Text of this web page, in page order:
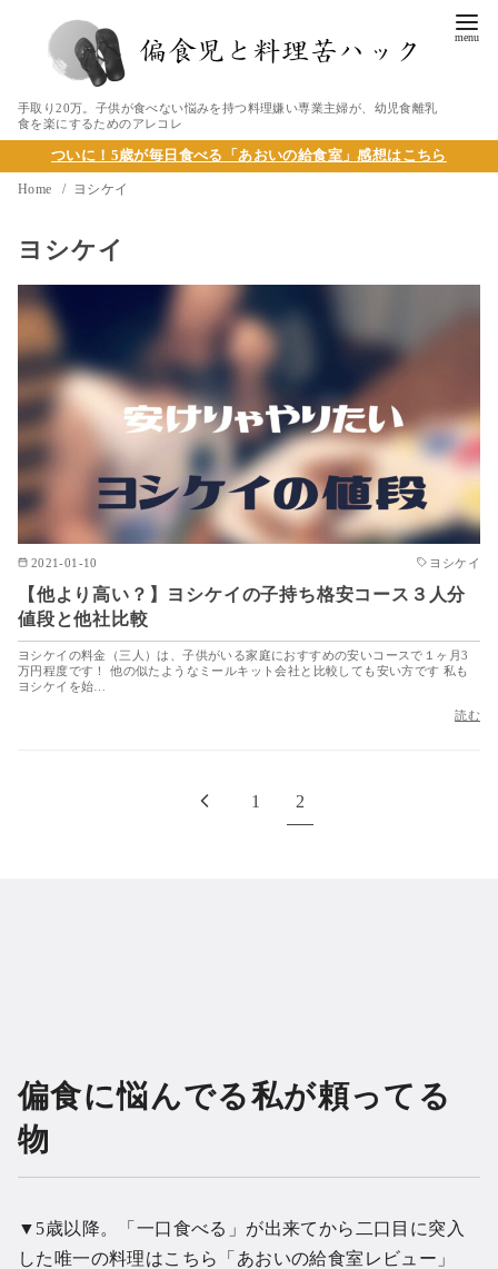
手取り20万。子供が食べない悩みを持つ料理嫌い専業主婦が、幼児食離乳
食を楽にするためのアレコレ
ついに！5歳が毎日食べる「あおいの給食室」感想はこちら
Home ヨシケイ
ヨシケイ
2021-01-10 ヨシケイ
【他より高い？】ヨシケイの子持ち格安コース３人分
値段と他社比較
ヨシケイの料金（三人）は、子供がいる家庭におすすめの安いコースで１ヶ月3
万円程度です！ 他の似たようなミールキット会社と比較しても安い方です 私も
ヨシケイを始…
読む
1 2
偏食に悩んでる私が頼ってる
物
▼5歳以降。「一口食べる」が出来てから二口目に突入
した唯一の料理はこちら「あおいの給食室レビュー」